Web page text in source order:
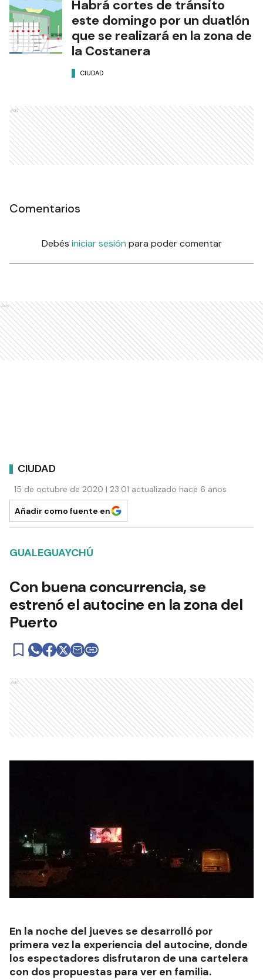
Habrá cortes de tránsito
este domingo por un duatlón
que se realizará en la zona de
la Costanera
CIUDAD
Ads
Comentarios
Debés iniciar sesión para poder comentar
Ads
CIUDAD
15 de octubre de 2020 | 23:01 actualizado hace 6 años
Añadir como fuente en
GUALEGUAYCHÚ
Con buena concurrencia, se
estrenó el autocine en la zona del
Puerto
Ads
En la noche del jueves se desarrolló por
primera vez la experiencia del autocine, donde
los espectadores disfrutaron de una cartelera
con dos propuestas para ver en familia.